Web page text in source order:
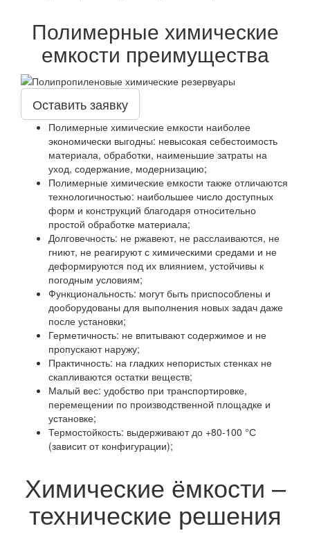
Полимерные химические
емкости преимущества
Оставить заявку
Полимерные химические емкости наиболее
экономически выгодны: невысокая себестоимость
материала, обработки, наименьшие затраты на
уход, содержание, модернизацию;
Полимерные химические емкости также отличаются
технологичностью: наибольшее число доступных
форм и конструкций благодаря относительно
простой обработке материала;
Долговечность: не ржавеют, не расслаиваются, не
гниют, не реагируют с химическими средами и не
деформируются под их влиянием, устойчивы к
погодным условиям;
Функциональность: могут быть приспособлены и
дооборудованы для выполнения новых задач даже
после установки;
Герметичность: не впитывают содержимое и не
пропускают наружу;
Практичность: на гладких непористых стенках не
скапливаются остатки веществ;
Малый вес: удобство при транспортировке,
перемещении по производственной площадке и
установке;
Термостойкость: выдерживают до +80-100 °С
(зависит от конфигурации);
Химические ёмкости –
технические решения